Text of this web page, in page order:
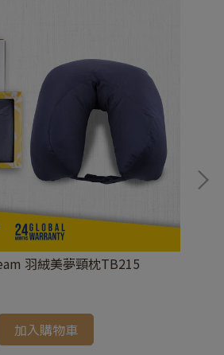
羽絨美夢頸枕TB215
加入購物車